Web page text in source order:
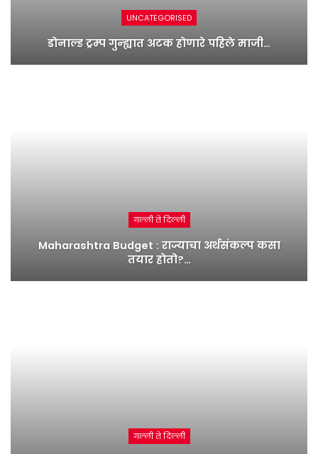
UNCATEGORISED
डोनाल्ड ट्रम्प गुन्ह्यात अटक होणारे पहिले माजी…
गल्ली ते दिल्ली
Maharashtra Budget : राज्याचा अर्थसंकल्प कसा
तयार होतो?…
गल्ली ते दिल्ली